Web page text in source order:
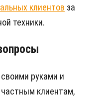
клиентов за
техники.
руками и
частным клиентам,